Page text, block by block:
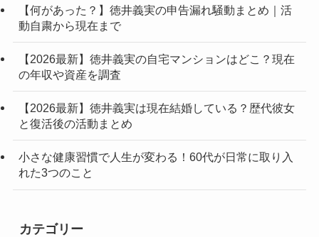
【何があった？】徳井義実の申告漏れ騒動まとめ｜活
動自粛から現在まで
【2026最新】徳井義実の自宅マンションはどこ？現在
の年収や資産を調査
【2026最新】徳井義実は現在結婚している？歴代彼女
と復活後の活動まとめ
小さな健康習慣で人生が変わる！60代が日常に取り入
れた3つのこと
カテゴリー